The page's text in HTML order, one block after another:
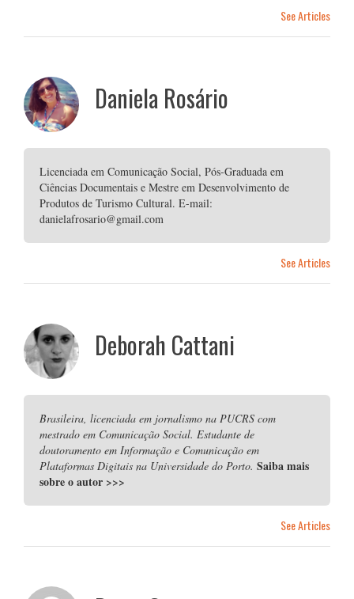
See Articles
Daniela Rosário
Licenciada em Comunicação Social, Pós-Graduada em
Ciências Documentais e Mestre em Desenvolvimento de
Produtos de Turismo Cultural. E-mail:
danielafrosario@gmail.com
See Articles
Deborah Cattani
Brasileira, licenciada em jornalismo na PUCRS com
mestrado em Comunicação Social. Estudante de
doutoramento em Informação e Comunicação em
Plataformas Digitais na Universidade do Porto. Saiba mais
sobre o autor >>>
See Articles